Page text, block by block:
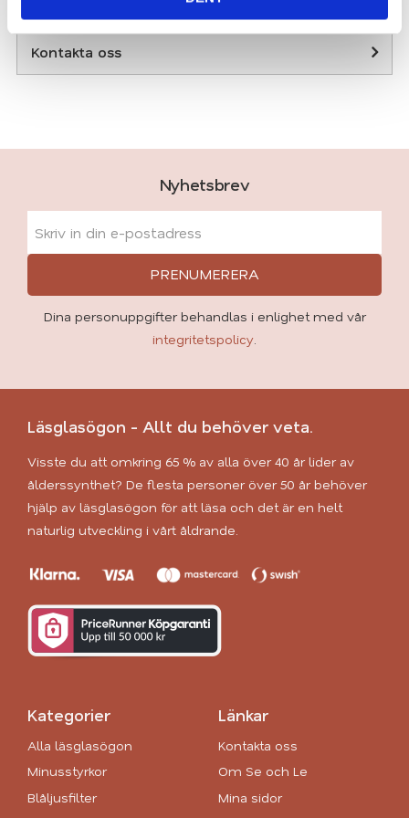
Kontakta oss
Nyhetsbrev
PRENUMERERA
Dina personuppgifter behandlas i enlighet med vår
integritetspolicy.
Läsglasögon - Allt du behöver veta.
Visste du att omkring 65 % av alla över 40 år lider av
ålderssynthet? De flesta personer över 50 år behöver
hjälp av läsglasögon för att läsa och det är en helt
naturlig utveckling i vårt åldrande.
Kategorier
Alla läsglasögon
Minusstyrkor
Blåljusfilter
Länkar
Kontakta oss
Om Se och Le
Mina sidor